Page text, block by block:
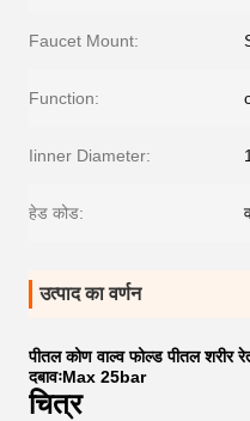
Faucet Mount:
Function:
Iinner Diameter:
हेड कोड:
उत्पाद का वर्णन
पीतल कोण वाल्व फोल्ड पीतल शरीर
दबावःMax 25bar
चित्र